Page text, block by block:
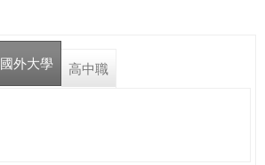
國外大學 高中職